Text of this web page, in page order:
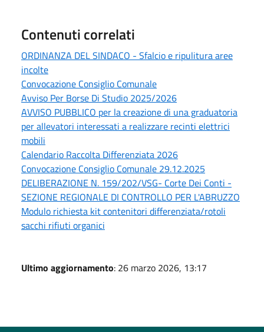
Contenuti correlati
ORDINANZA DEL SINDACO - Sfalcio e ripulitura aree
incolte
Convocazione Consiglio Comunale
Avviso Per Borse Di Studio 2025/2026
AVVISO PUBBLICO per la creazione di una graduatoria
per allevatori interessati a realizzare recinti elettrici
mobili
Calendario Raccolta Differenziata 2026
Convocazione Consiglio Comunale 29.12.2025
DELIBERAZIONE N. 159/202/VSG- Corte Dei Conti -
SEZIONE REGIONALE DI CONTROLLO PER L'ABRUZZO
Modulo richiesta kit contenitori differenziata/rotoli
sacchi rifiuti organici
Ultimo aggiornamento: 26 marzo 2026, 13:17